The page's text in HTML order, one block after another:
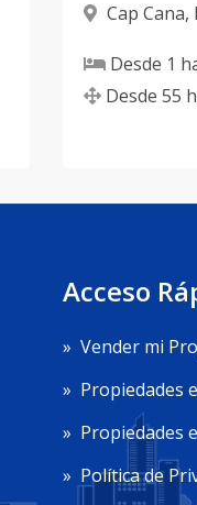
Cap Cana,
Desde 1
Desde 55
Acceso
» Vender mi
» Propiedades
» Propiedades
» Política de